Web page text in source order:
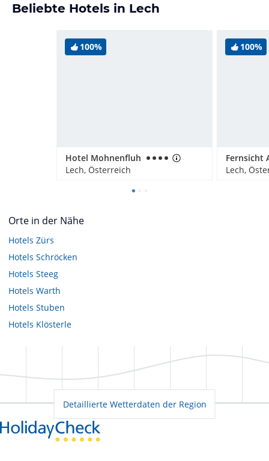
Beliebte Hotels in Lech
100%
Hotel Mohnenfluh
Lech, Österreich
100%
Lech,
Orte in der Nähe
Hotels Zürs
Hotels Schröcken
Hotels Steeg
Hotels Warth
Hotels Stuben
Hotels Klösterle
Detaillierte Wetterdaten der Region